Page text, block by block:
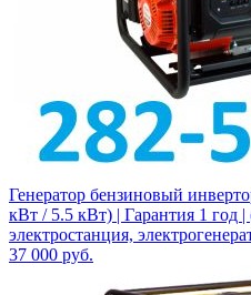
Генератор бензиновый
кВт / 5.5 кВт) | Гарантия 1 год |
электростанция,
37 000 руб.